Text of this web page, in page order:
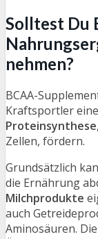
Solltest Du
nehmen?
BCAA-
Kraftsportler
Proteinsynthese
Zellen, fördern.
Grundsätzlich
die Ernährung
Milchprodukte
auch
Aminosäuren.